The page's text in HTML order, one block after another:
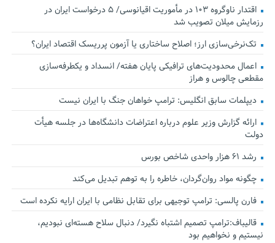
اقتدار ناوگروه ۱۰۳ در مأموریت‌ اقیانوسی/ ۵ درخواست ایران در
رزمایش میلان تصویب شد
تک‌نرخی‌سازی ارز؛ اصلاح ساختاری یا آزمون پرریسک اقتصاد ایران؟
اعمال محدودیت‌های ترافیکی پایان هفته/ انسداد و یکطرفه‌سازی
مقطعی چالوس و هراز
دیپلمات سابق انگلیس:‌ ترامپ خواهان جنگ با ایران نیست
ارائه گزارش وزیر علوم درباره اعتراضات دانشگاه‌ها در جلسه هیأت
دولت
رشد ۶۱ هزار واحدی شاخص بورس
چگونه مواد روان‌گردان، خاطره را به توهم تبدیل می‌کند
فارن پالسی: ترامپ توجیهی برای تقابل نظامی با ایران ارایه نکرده است
قالیباف:ترامپ تصمیم اشتباه نگیرد/ دنبال سلاح هسته‌ای نبودیم،
نیستیم و نخواهیم بود